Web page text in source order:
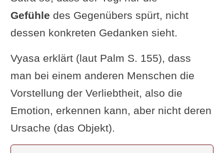
Gefühle des Gegenübers spürt, nicht
dessen konkreten Gedanken sieht.
Vyasa erklärt (laut Palm S. 155), dass
man bei einem anderen Menschen die
Vorstellung der Verliebtheit, also die
Emotion, erkennen kann, aber nicht deren
Ursache (das Objekt).